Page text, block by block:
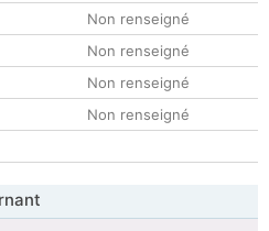
Non renseigné
Non renseigné
Non renseigné
Non renseigné